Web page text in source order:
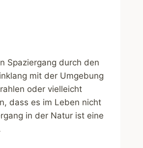
Spaziergang durch den
mit der Umgebung
oder vielleicht
dass es im Leben nicht
in der Natur ist eine